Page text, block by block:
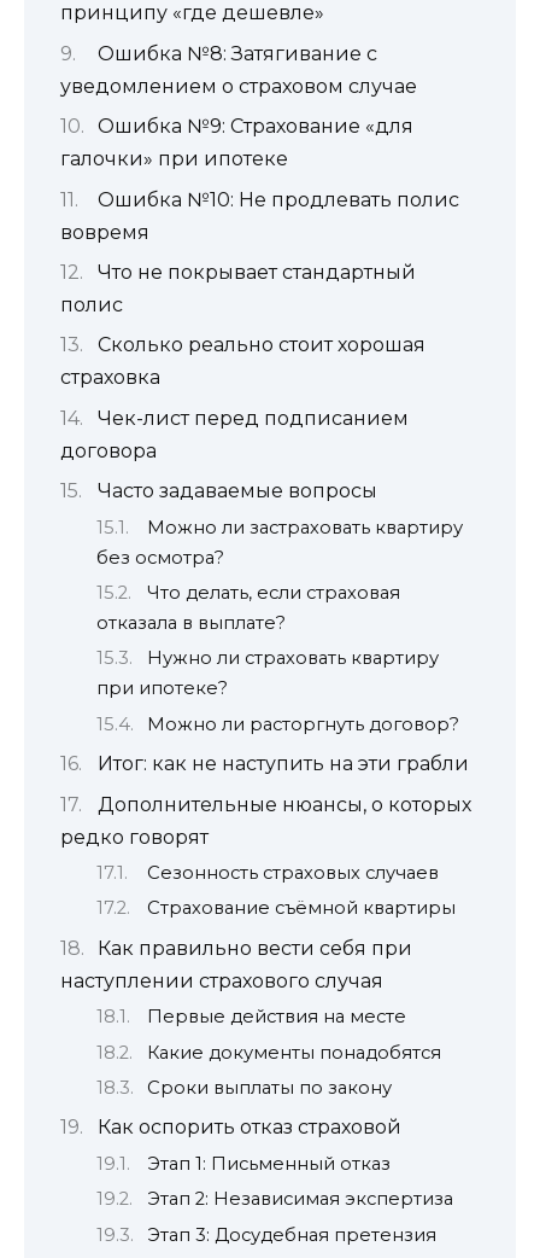
принципу «где дешевле»
Ошибка №8: Затягивание с
уведомлением о страховом случае
Ошибка №9: Страхование «для
галочки» при ипотеке
Ошибка №10: Не продлевать полис
вовремя
Что не покрывает стандартный
полис
Сколько реально стоит хорошая
страховка
Чек-лист перед подписанием
договора
Часто задаваемые вопросы
Можно ли застраховать квартиру
без осмотра?
Что делать, если страховая
отказала в выплате?
Нужно ли страховать квартиру
при ипотеке?
Можно ли расторгнуть договор?
Итог: как не наступить на эти грабли
Дополнительные нюансы, о которых
редко говорят
Сезонность страховых случаев
Страхование съёмной квартиры
Как правильно вести себя при
наступлении страхового случая
Первые действия на месте
Какие документы понадобятся
Сроки выплаты по закону
Как оспорить отказ страховой
Этап 1: Письменный отказ
Этап 2: Независимая экспертиза
Этап 3: Досудебная претензия